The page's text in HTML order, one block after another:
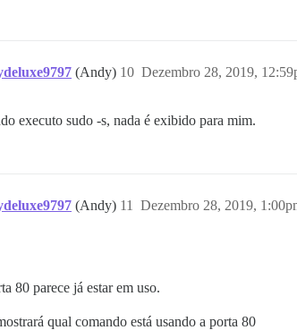
(Andy) Dezembro 28, 2019,
10
executo sudo -s, nada é exibido para mim.
(Andy) Dezembro 28, 2019,
11
80 parece já estar em uso.
qual comando está usando a porta 80